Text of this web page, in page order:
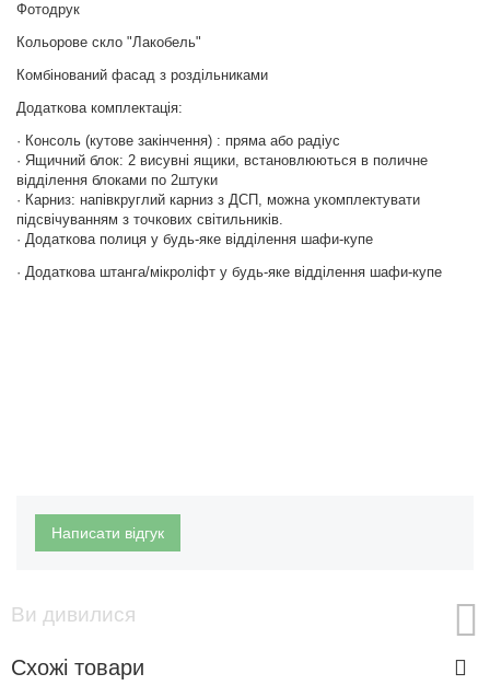
Фотодрук
Кольорове скло "Лакобель"
Комбінований фасад з роздільниками
Додаткова комплектація:
· Консоль (кутове закінчення) : пряма або радіус
· Ящичний блок: 2 висувні ящики, встановлюються в поличне
відділення блоками по 2штуки
· Карниз: напівкруглий карниз з ДСП, можна укомплектувати
підсвічуванням з точкових світильників.
· Додаткова полиця у будь-яке відділення шафи-купе
· Додаткова штанга/мікроліфт у будь-яке відділення шафи-купе
Написати відгук
Ви дивилися
Схожі товари